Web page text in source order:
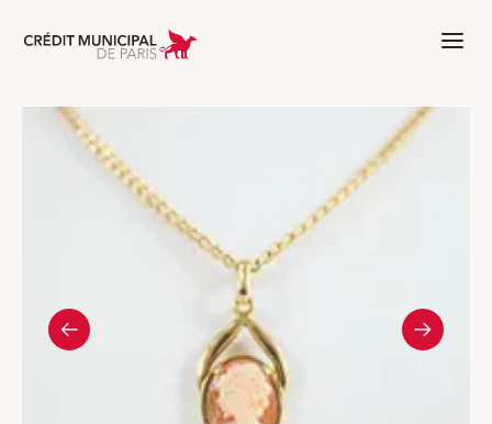
Aller à l'accueil de Crédit Municipal